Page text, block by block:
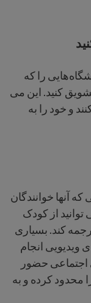
را که
کنید. این می
و خود را به
که آنها خوانندگان
از کودک
کند. بسیاری
ویدیویی انجام
اجتماعی حضور
محدود کرده و به